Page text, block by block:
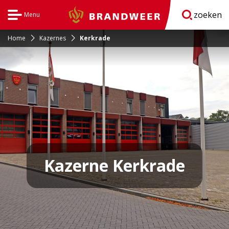
Menu Brandweer zoeken
Home Kazernes Kerkrade
Kazerne Kerkrade